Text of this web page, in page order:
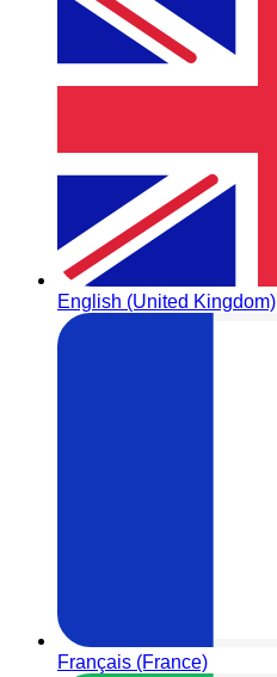
English (United Kingdom)
Français (France)